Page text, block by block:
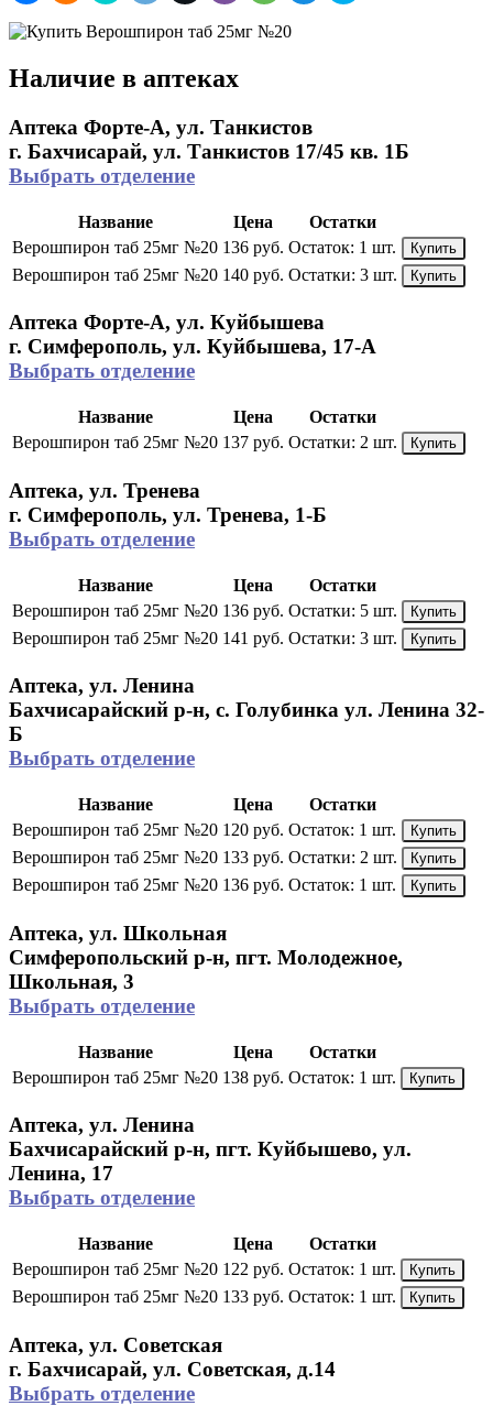
Наличие в аптеках
Аптека Форте-А, ул. Танкистов
г. Бахчисарай, ул. Танкистов 17/45 кв. 1Б
Выбрать отделение
Название Цена
Остатки
Верошпирон таб 25мг №20 136 руб. Остаток: 1 шт. Купить
Верошпирон таб 25мг №20 140 руб. Остатки: 3 шт. Купить
Аптека Форте-А, ул. Куйбышева
г. Симферополь, ул. Куйбышева, 17-А
Выбрать отделение
Название Цена
Остатки
Верошпирон таб 25мг №20 137 руб. Остатки: 2 шт. Купить
Аптека, ул. Тренева
г. Симферополь, ул. Тренева, 1-Б
Выбрать отделение
Название Цена
Остатки
Верошпирон таб 25мг №20 136 руб. Остатки: 5 шт. Купить
Верошпирон таб 25мг №20 141 руб. Остатки: 3 шт. Купить
Аптека, ул. Ленина
Бахчисарайский р-н, с. Голубинка ул. Ленина 32-
Б
Выбрать отделение
Название Цена
Остатки
Верошпирон таб 25мг №20 120 руб. Остаток: 1 шт. Купить
Верошпирон таб 25мг №20 133 руб. Остатки: 2 шт. Купить
Верошпирон таб 25мг №20 136 руб. Остаток: 1 шт. Купить
Аптека, ул. Школьная
Симферопольский р-н, пгт. Молодежное,
Школьная, 3
Выбрать отделение
Название Цена
Остатки
Верошпирон таб 25мг №20 138 руб. Остаток: 1 шт. Купить
Аптека, ул. Ленина
Бахчисарайский р-н, пгт. Куйбышево, ул.
Ленина, 17
Выбрать отделение
Название Цена
Остатки
Верошпирон таб 25мг №20 122 руб. Остаток: 1 шт. Купить
Верошпирон таб 25мг №20 133 руб. Остаток: 1 шт. Купить
Аптека, ул. Советская
г. Бахчисарай, ул. Советская, д.14
Выбрать отделение